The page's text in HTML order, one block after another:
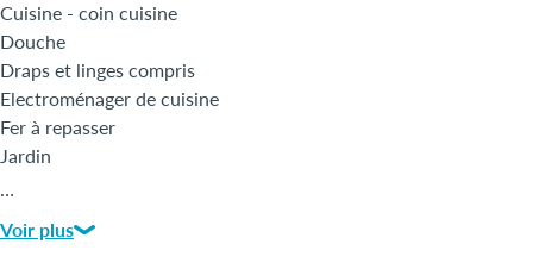
Cuisine - coin cuisine
Douche
Draps et linges compris
Electroménager de cuisine
Fer à repasser
Jardin
Salle de bains
…
Voir plus